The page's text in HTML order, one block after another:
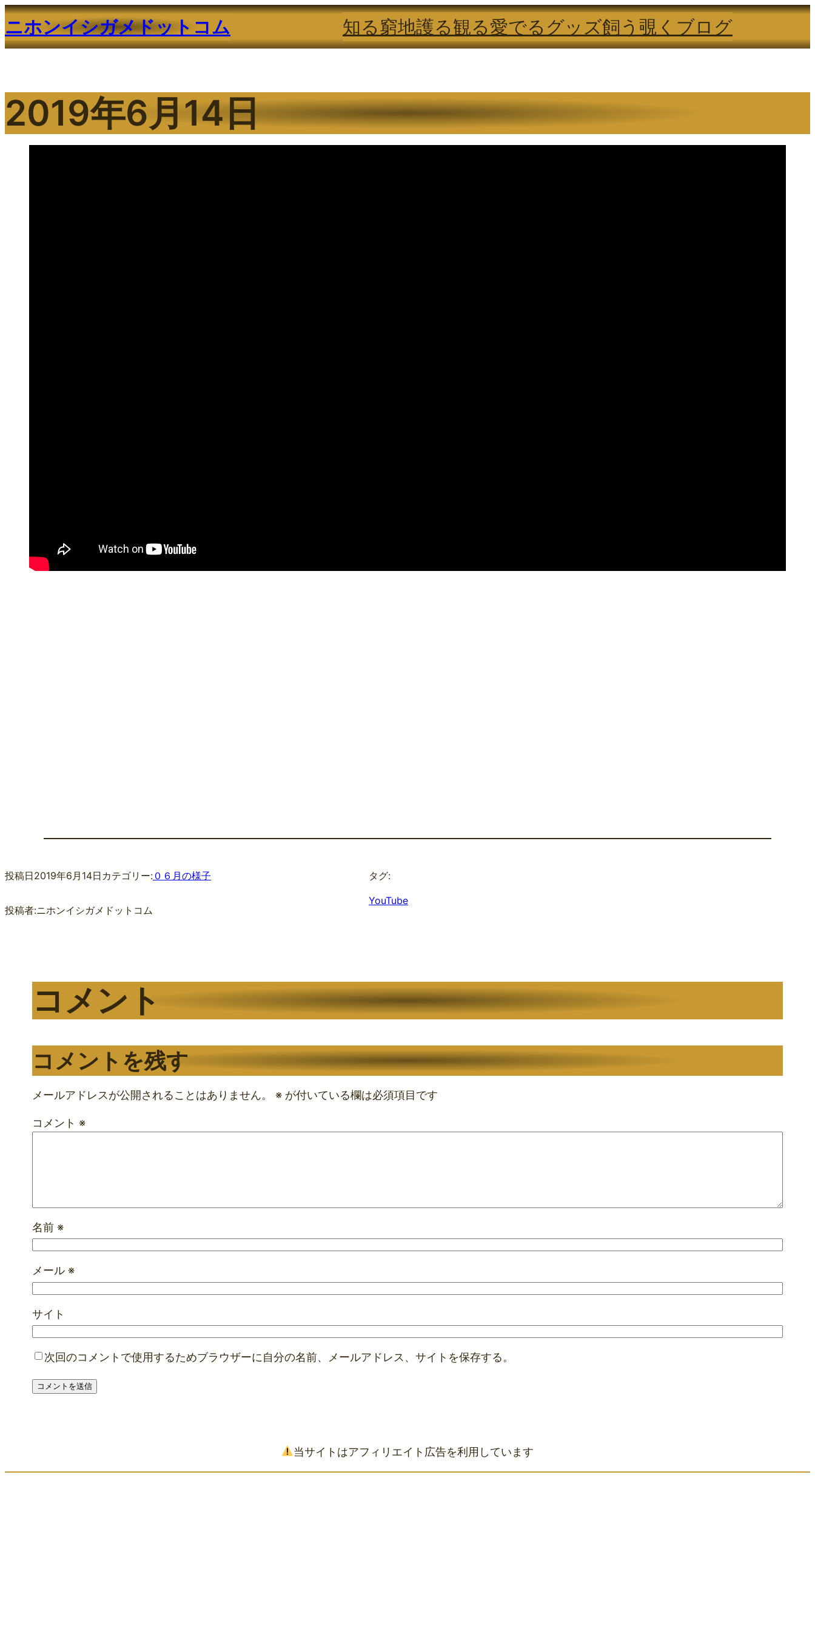
内
容
を
ッ
プ
ニホンイシガメドットコム 知る窮地護る観る愛でる グッズ飼う 覗く ブログ
2019年6月14日
投稿日2019年6月14日 カテゴリー:０６月の様子
投稿者:ニホンイシガメドットコム
タグ:
YouTube
コメント
コメントを残す
メールアドレスが公開されることはありません。 ※ が付いている欄は必須項目です
コメント ※
名前 ※
メール ※
サイト
次回のコメントで使用するためブラウザーに自分の名前、メールアドレス、サイトを保存する。
当サイトはアフィリエイト広告を利用しています